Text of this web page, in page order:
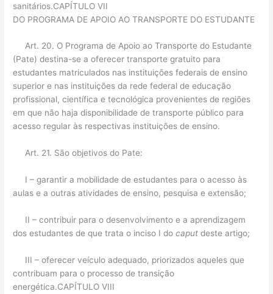
sanitários.CAPÍTULO VII
DO PROGRAMA DE APOIO AO TRANSPORTE DO ESTUDANTE
Art. 20. O Programa de Apoio ao Transporte do Estudante
(Pate) destina-se a oferecer transporte gratuito para
estudantes matriculados nas instituições federais de ensino
superior e nas instituições da rede federal de educação
profissional, científica e tecnológica provenientes de regiões
em que não haja disponibilidade de transporte público para
acesso regular às respectivas instituições de ensino.
Art. 21. São objetivos do Pate:
I – garantir a mobilidade de estudantes para o acesso às
aulas e a outras atividades de ensino, pesquisa e extensão;
II – contribuir para o desenvolvimento e a aprendizagem
dos estudantes de que trata o inciso I docaput deste artigo;
III – oferecer veículo adequado, priorizados aqueles que
contribuam para o processo de transição
energética.CAPÍTULO VIII